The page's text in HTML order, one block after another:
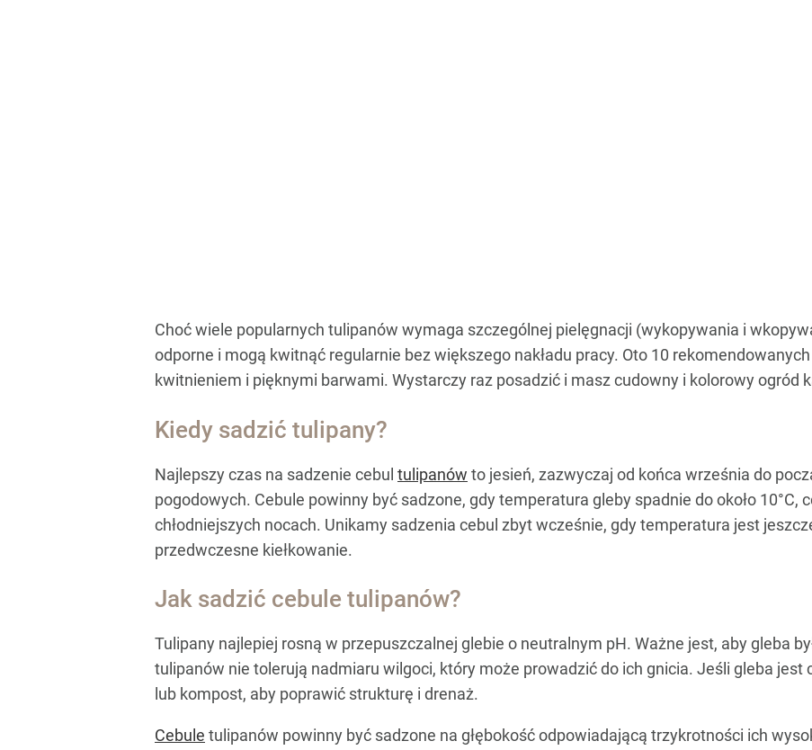
Choć wiele popularnych tulipanów wymaga szczególnej pielęgnacji (wykopywania i
odporne i mogą kwitnąć regularnie bez większego nakładu pracy. Oto 10
kwitnieniem i pięknymi barwami. Wystarczy raz posadzić i masz cudowny i kolorowy ogród
Kiedy sadzić tulipany?
Najlepszy czas na sadzenie cebul tulipanów to jesień, zazwyczaj od końca września do
pogodowych. Cebule powinny być sadzone, gdy temperatura gleby spadnie do około 10°C,
chłodniejszych nocach. Unikamy sadzenia cebul zbyt wcześnie, gdy temperatura jest
przedwczesne kiełkowanie.
Jak sadzić cebule tulipanów?
Tulipany najlepiej rosną w przepuszczalnej glebie o neutralnym pH. Ważne jest, aby gleba
tulipanów nie tolerują nadmiaru wilgoci, który może prowadzić do ich gnicia. Jeśli gleba jest
lub kompost, aby poprawić strukturę i drenaż.
Cebule tulipanów powinny być sadzone na głębokość odpowiadającą trzykrotności ich